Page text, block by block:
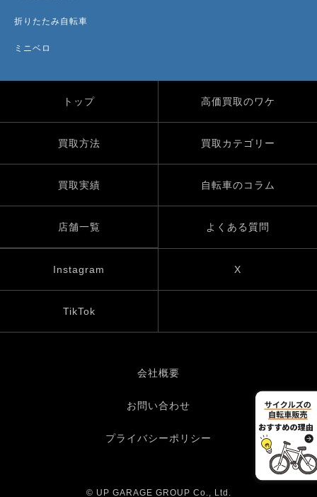
折りたたみ自転車
ミニベロ
トップ 高価買取のワケ
買取方法 買取カテゴリー
買取実績 自転車のコラム
店舗一覧 よくある質問
Instagram X
TikTok
会社概要
お問い合わせ
プライバシーポリシー
© UP GARAGE GROUP Co., Ltd.